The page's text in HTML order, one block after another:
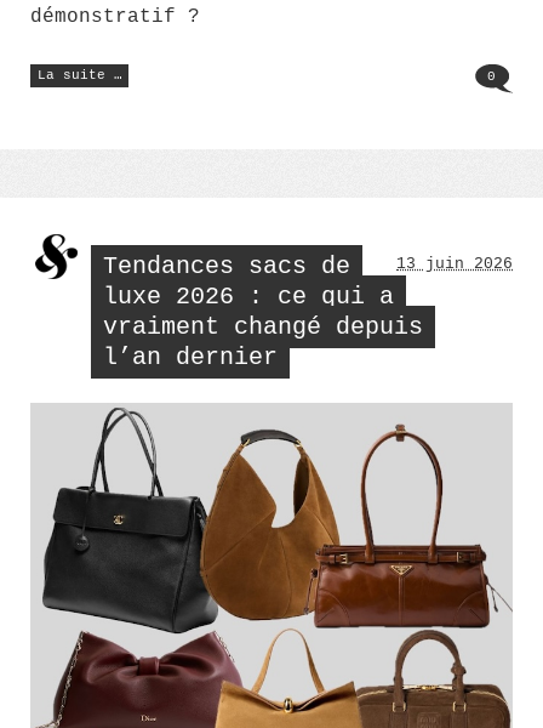
démonstratif ?
La suite …
« Accessoires
Bottega
0
Tendances sacs de
luxe 2026 : ce qui a
vraiment changé depuis
l’an dernier
13 juin 2026